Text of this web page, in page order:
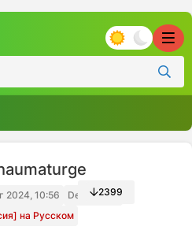
2024, 10:56
Decepticon
на Русском
2399